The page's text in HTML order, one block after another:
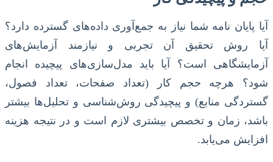
آیا پایان نامه شما نیاز به جمع‌آوری داده‌های گسترده دارد؟
آیا روش تحقیق آن تجربی و نیازمند آزمایش‌های
آزمایشگاهی است؟ آیا باید مدل‌سازی‌های پیچیده انجام
شود؟ هرچه حجم کار (تعداد صفحات، تعداد فصول،
گستردگی منابع) و پیچیدگی روش‌شناسی و تحلیل‌ها بیشتر
باشد، زمان و تخصص بیشتری لازم است و در نتیجه هزینه
افزایش می‌یابد.